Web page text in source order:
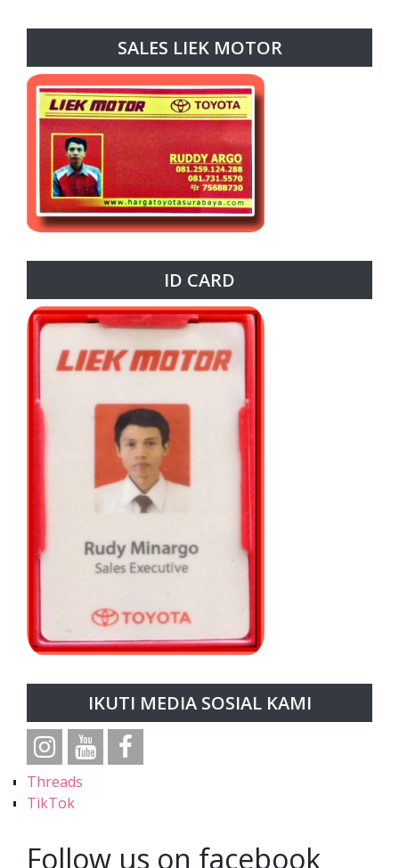
SALES LIEK MOTOR
ID CARD
IKUTI MEDIA SOSIAL KAMI
Threads
TikTok
Follow us on facebook